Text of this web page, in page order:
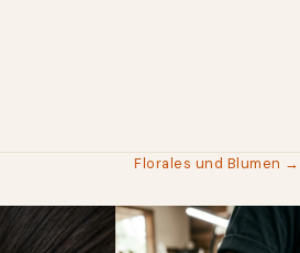
Florales und Blumen →